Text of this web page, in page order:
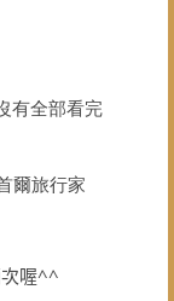
有全部看完
喔^^